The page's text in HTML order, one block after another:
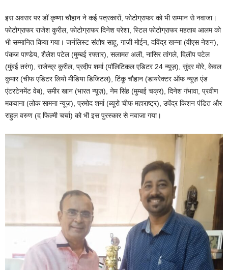
इस अवसर पर डॉ कृष्णा चौहान ने कई पत्रकारों, फोटोग्राफर को भी सम्मान से नवाजा।
फोटोग्राफर राजेश कुरील, फोटोग्राफर दिनेश परेशा, स्टिल फोटोग्राफर महताब आलम को
भी सम्मानित किया गया। जर्नलिस्ट संतोष साहू, गाज़ी मोईन, दविंद्र खन्ना (वीएस नेशन),
पंकज पाण्डेय, शैलेश पटेल (मुम्बई रफ्तार), सलामत अली, नासिर तांगले, दिलीप पटेल
(मुंबई तरंग), राजेन्द्र कुरील, प्रदीप शर्मा (पॉलिटिकल एडिटर 24 न्यूज़), सुंदर मोरे, केवल
कुमार (चीफ एडिटर लियो मीडिया डिजिटल), टिंकू चौहान (डायरेक्टर ऑफ न्यूज़ एंड
एंटरटेनमेंट वेब), समीर खान (भारत न्यूज़), नेम सिंह (मुम्बई चक्र), दिनेश गंभावा, प्रवीण
मकवाना (लोक सामना न्यूज़), प्रमोद शर्मा (ब्यूरो चीफ महाराष्ट्र), उपेंद्र किशन पंडित और
राहुल वरुण (द फिल्मी चर्चा) को भी इस पुरस्कार से नवाजा गया।